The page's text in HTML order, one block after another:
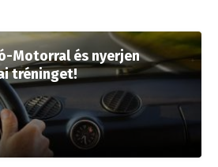
Motorral és nyerjen
tréninget!